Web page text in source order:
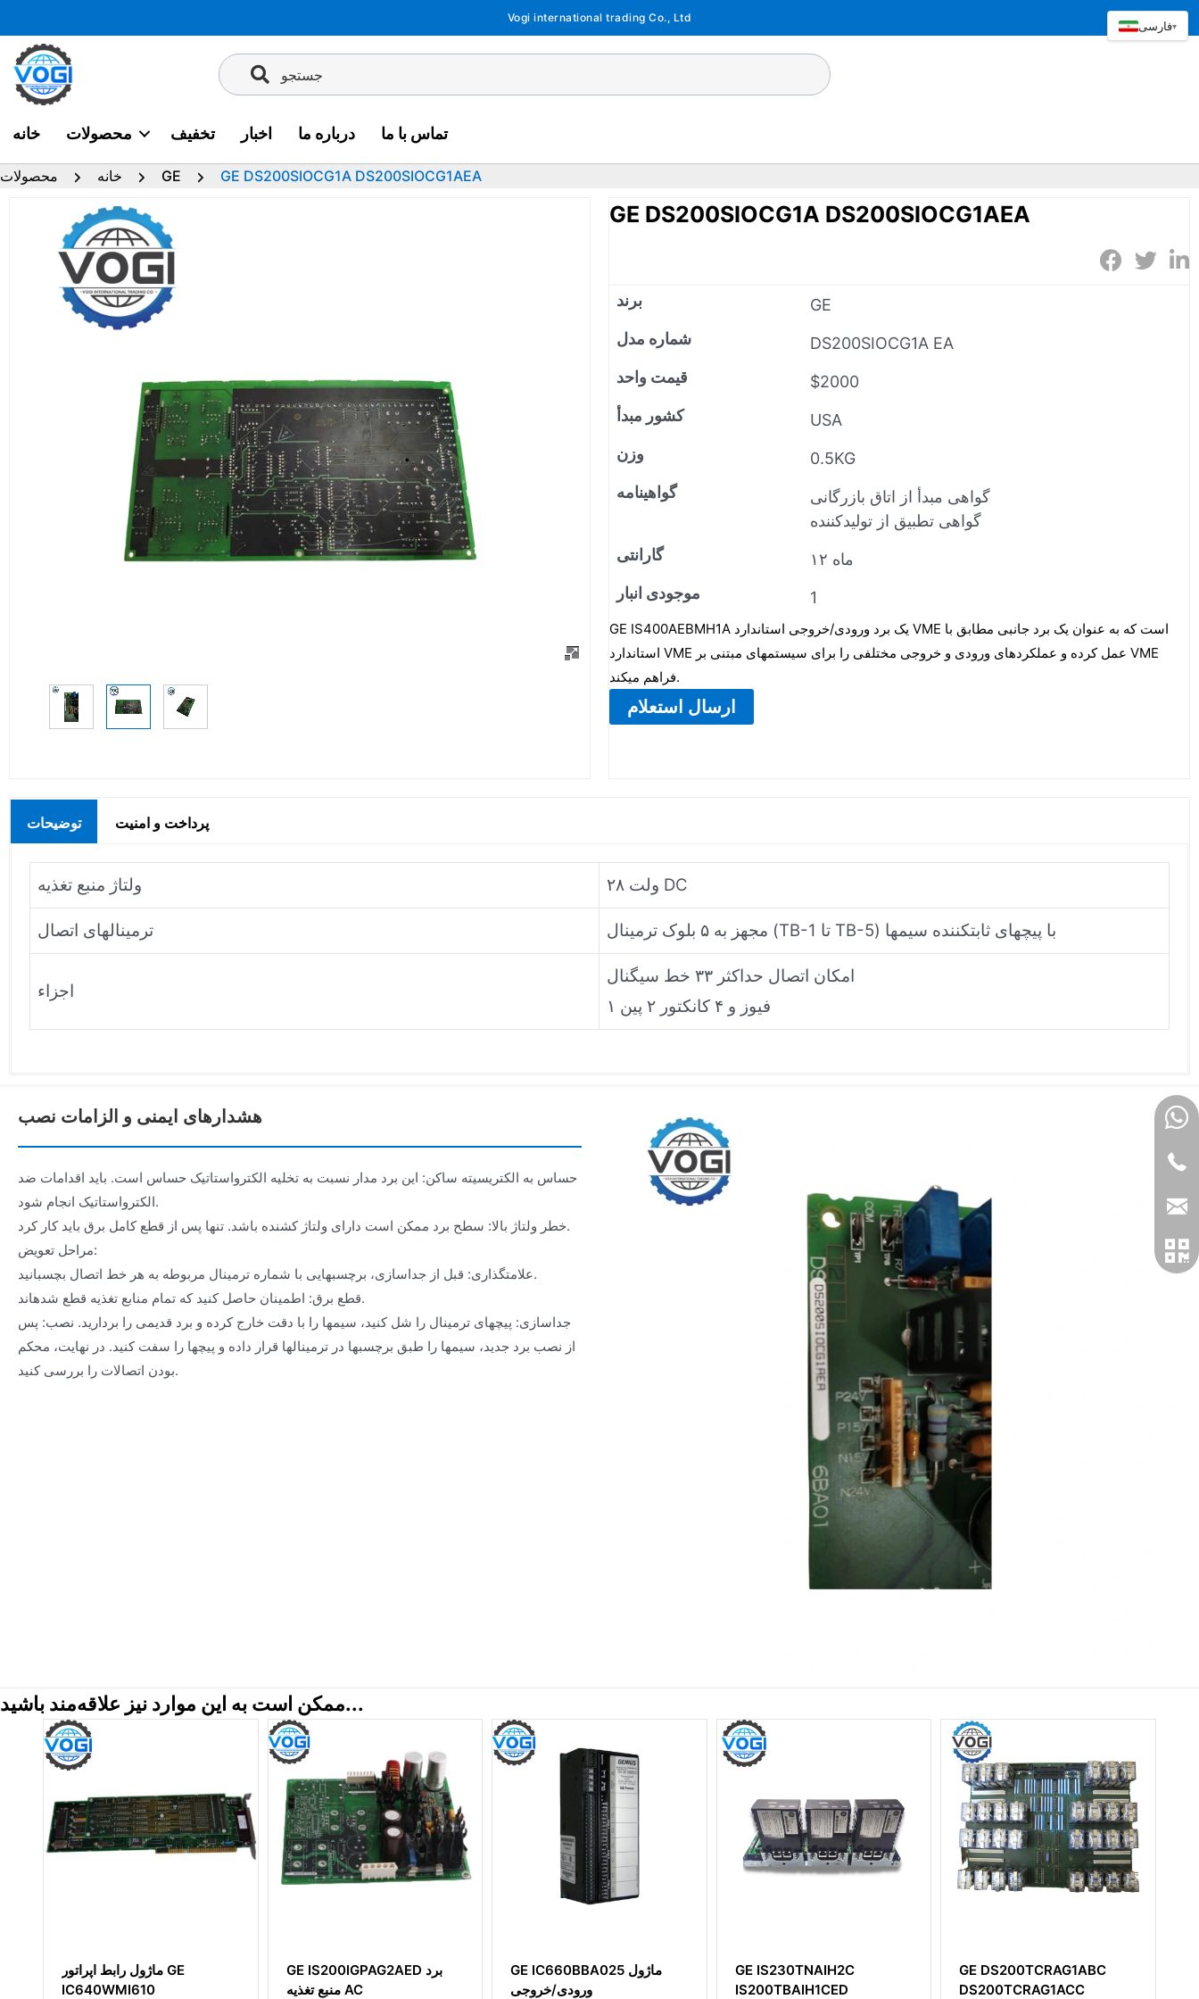
به
محتوا
Vogi international trading Co., Ltd
جستجو
خانه محصولات تخفیف اخبار درباره ما تماس با ما
خانه محصولات GE GE DS200SIOCG1A DS200SIOCG1AEA
GE DS200SIOCG1A DS200SIOCG1AEA
برند
GE
شماره مدل
DS200SIOCG1A EA
قیمت واحد
$2000
کشور مبدأ
USA
وزن
0.5KG
گواهینامه
گواهی مبدأ از اتاق بازرگانی
گواهی تطبیق از تولیدکننده
گارانتی
۱۲ ماه
موجودی انبار
1
GE IS400AEBMH1A یک برد ورودی/خروجی استاندارد VME است که به عنوان یک برد جانبی مطابق با
استاندارد VME عمل کرده و عملکردهای ورودی و خروجی مختلفی را برای سیستمهای مبتنی بر VME
فراهم میکند.
ارسال استعلام
توضیحات پرداخت و امنیت
ولتاژ منبع تغذیه ۲۸ ولت DC
ترمینالهای اتصال مجهز به ۵ بلوک ترمینال (TB-1 تا TB-5) با پیچهای ثابتکننده سیمها
اجزاء
امکان اتصال حداکثر ۳۳ خط سیگنال
۱ فیوز و ۴ کانکتور ۲ پین
هشدارهای ایمنی و الزامات نصب
حساس به الکتریسیته ساکن: این برد مدار نسبت به تخلیه الکترواستاتیک حساس است. باید اقدامات ضد
الکترواستاتیک انجام شود.
خطر ولتاژ بالا: سطح برد ممکن است دارای ولتاژ کشنده باشد. تنها پس از قطع کامل برق باید کار کرد.
مراحل تعویض:
علامتگذاری: قبل از جداسازی، برچسبهایی با شماره ترمینال مربوطه به هر خط اتصال بچسبانید.
قطع برق: اطمینان حاصل کنید که تمام منابع تغذیه قطع شدهاند.
جداسازی: پیچهای ترمینال را شل کنید، سیمها را با دقت خارج کرده و برد قدیمی را بردارید. نصب: پس
از نصب برد جدید، سیمها را طبق برچسبها در ترمینالها قرار داده و پیچها را سفت کنید. در نهایت، محکم
بودن اتصالات را بررسی کنید.
ممکن است به این موارد نیز علاقه‌مند باشید...
GE IS200IGPAG2AED برد
GE IC660BBA025 ماژول
GE IS230TNAIH2C
GE DS200TCRAG1ABC
DS200TCRAG1ACC
GE IS220PRTDH1B ماژول
دستگاه مقاومت حرارتی
فارسی▾